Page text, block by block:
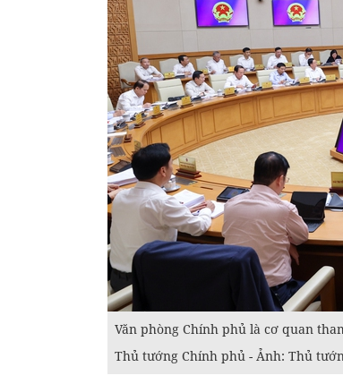
Văn phòng Chính phủ là cơ quan
Thủ tướng Chính phủ - Ảnh: Thủ